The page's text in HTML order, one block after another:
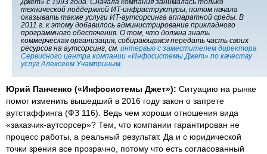
технической поддержкой ИТ-инфраструктуры, потом начала
оказывать также услуги ИТ-аутсорсинга аппаратной среды. В
2011 г. к этому добавилось администрирование прикладного
программного обеспечения. О том, что должна знать
коммерческая организация, собирающаяся передать часть своих
ресурсов на аутсорсинг, см. интервью с заместителем директора
Сервисного центра компании «Инфосистемы Джет» по качеству
услуг Алексеем Учамприным
Юрий Панченко («Инфосистемы Джет»): Ситуацию на рынке
помог изменить вышедший в 2016 году закон о запрете
аутстаффинга (ФЗ 116). Ведь чем хороши отношения вида
«заказчик-аутсорсер»? Тем, что компании гарантирован не
процесс работы, а реальный результат. Да и с юридической
точки зрения все прозрачно, потому что есть согласованный